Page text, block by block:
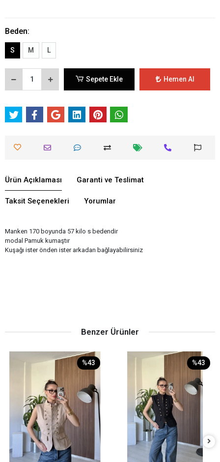
Beden:
S M L
Sepete Ekle Hemen Al
Ürün Açıklaması Garanti ve Teslimat
Taksit Seçenekleri Yorumlar
Manken 170 boyunda 57 kilo s bedendir
modal Pamuk kumaştır
Kuşağı ister önden ister arkadan bağlayabilirsiniz
Benzer Ürünler
%43 %43